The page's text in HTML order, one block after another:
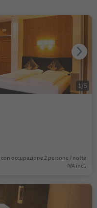
con occupazione 2 persone / notte
IVA incl.
1 /5